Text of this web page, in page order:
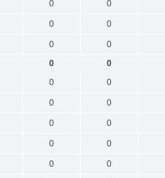
0 0
0 0
0
0
0
0
0 0
0 0
0 0
0 0
0 0